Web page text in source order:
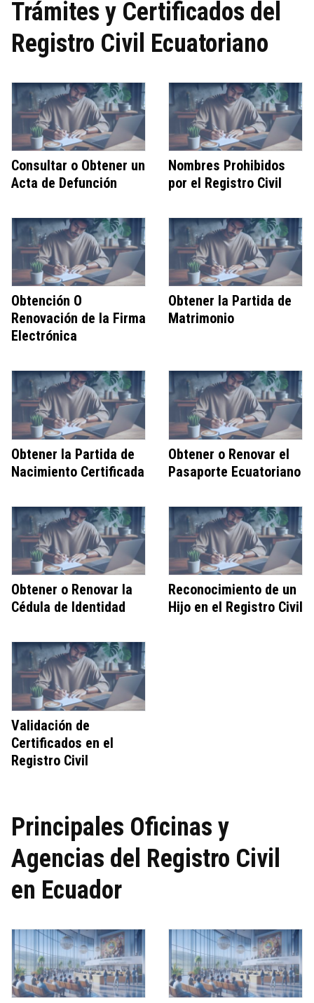
Trámites y Certificados del
Registro Civil Ecuatoriano
Consultar o Obtener un
Acta de Defunción
Nombres Prohibidos
por el Registro Civil
Obtención O
Renovación de la Firma
Electrónica
Obtener la Partida de
Matrimonio
Obtener la Partida de
Nacimiento Certificada
Obtener o Renovar el
Pasaporte Ecuatoriano
Obtener o Renovar la
Cédula de Identidad
Reconocimiento de un
Hijo en el Registro Civil
Validación de
Certificados en el
Registro Civil
Principales Oficinas y
Agencias del Registro Civil
en Ecuador